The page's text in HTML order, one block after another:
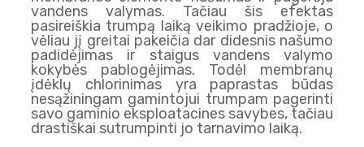
vandens valymas. Tačiau šis efektas
pasireiškia trumpą laiką veikimo pradžioje, o
vėliau jį greitai pakeičia dar didesnis našumo
padidėjimas ir staigus vandens valymo
kokybės pablogėjimas. Todėl membranų
įdėklų chlorinimas yra paprastas būdas
nesąžiningam gamintojui trumpam pagerinti
savo gaminio eksploatacines savybes, tačiau
drastiškai sutrumpinti jo tarnavimo laiką.